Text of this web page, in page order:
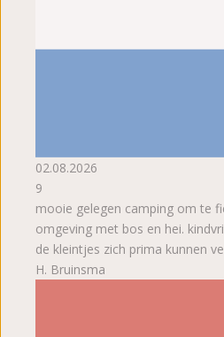
02.08.2026
9
mooie gelegen camping om te
omgeving met bos en hei.
de kleintjes zich prima kunnen
H. Bruinsma